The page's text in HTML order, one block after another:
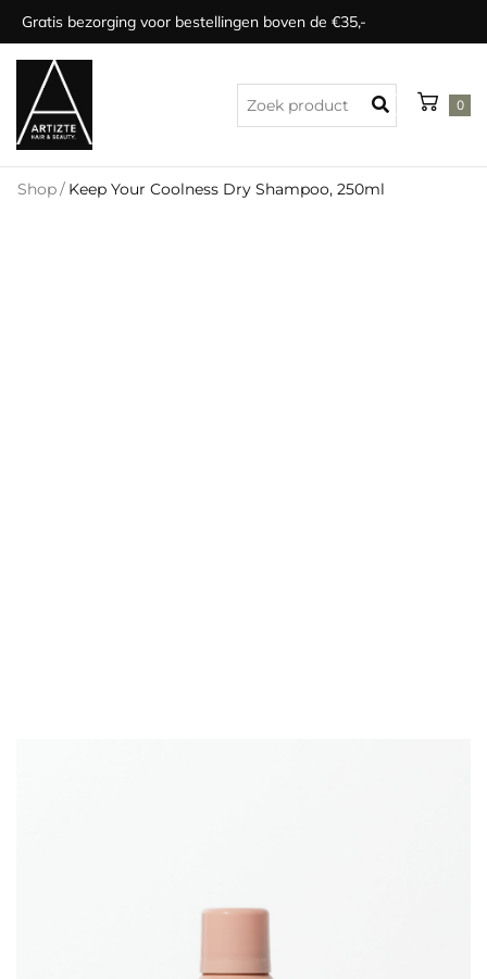
Gratis bezorging voor bestellingen boven de €35,-
0
Shop/ Keep Your Coolness Dry Shampoo, 250ml